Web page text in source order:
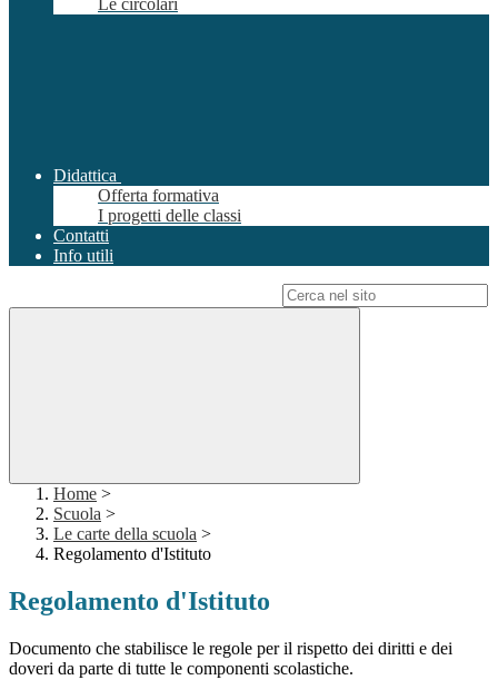
Le circolari
Didattica
Offerta formativa
I progetti delle classi
Contatti
Info utili
Home >
Scuola >
Le carte della scuola >
Regolamento d'Istituto
Regolamento d'Istituto
Documento che stabilisce le regole per il rispetto dei diritti e dei
doveri da parte di tutte le componenti scolastiche.